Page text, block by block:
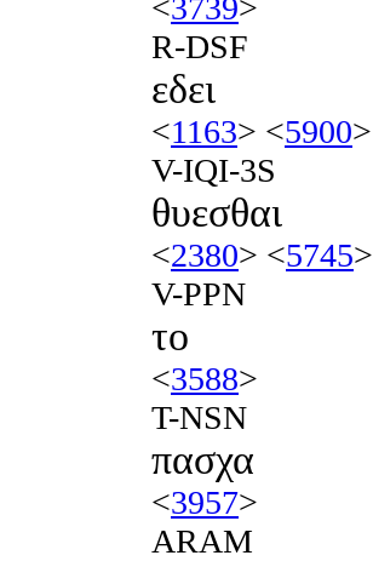
<3739>
R-DSF
εδει
<1163> <5900>
V-IQI-3S
θυεσθαι
<2380> <5745>
V-PPN
το
<3588>
T-NSN
πασχα
<3957>
ARAM